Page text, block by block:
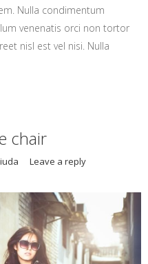
Nulla condimentum
venenatis orci non tortor
nisl est vel nisi. Nulla
chair
Leave a reply